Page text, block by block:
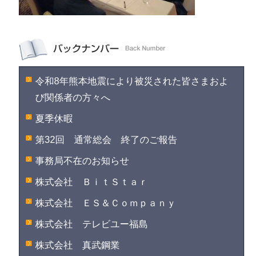
令和8年熊本地震により被災された皆さまおよ
び関係者の方々へ
夏季休暇
第32回 通常総会 終了のご報告
事務局不在のお知らせ
株式会社 ＢｉｔＳｔａｒ
株式会社 ＥＳ＆Ｃｏｍｐａｎｙ
株式会社 テレビユー福島
株式会社 真武鋼業